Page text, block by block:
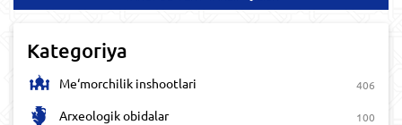
Kategoriya
Me‘morchilik inshootlari 406
Arxeologik obidalar 100